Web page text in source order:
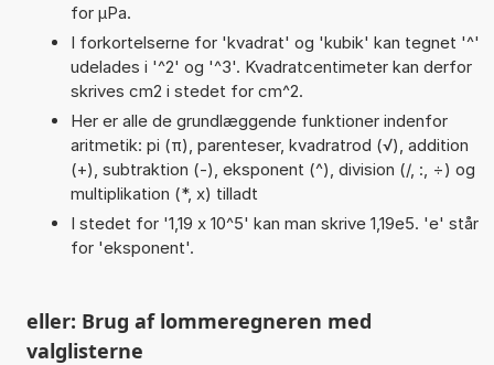
for µPa.
I forkortelserne for 'kvadrat' og 'kubik' kan tegnet '^'
udelades i '^2' og '^3'. Kvadratcentimeter kan derfor
skrives cm2 i stedet for cm^2.
Her er alle de grundlæggende funktioner indenfor
aritmetik: pi (π), parenteser, kvadratrod (√), addition
(+), subtraktion (-), eksponent (^), division (/, :, ÷) og
multiplikation (*, x) tilladt
I stedet for '1,19 x 10^5' kan man skrive 1,19e5. 'e' står
for 'eksponent'.
eller: Brug af lommeregneren med
valglisterne